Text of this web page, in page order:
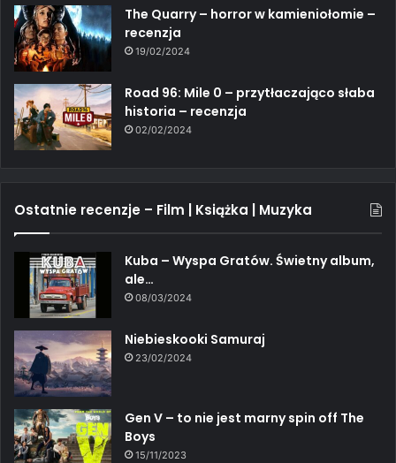
The Quarry – horror w kamieniołomie –
recenzja
19/02/2024
Road 96: Mile 0 – przytłaczająco słaba
historia – recenzja
02/02/2024
Ostatnie recenzje – Film | Książka | Muzyka
Kuba – Wyspa Gratów. Świetny album,
ale…
08/03/2024
Niebieskooki Samuraj
23/02/2024
Gen V – to nie jest marny spin off The
Boys
15/11/2023